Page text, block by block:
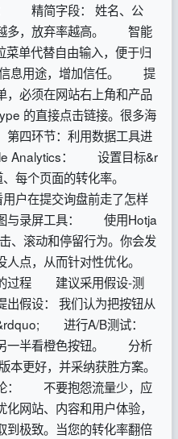
精简字段： 姓名、公
越多，放弃率越高。 智能
单代替自由输入，便于归
息用途，增加信任。 提
必须在网站右上角和产品
的直接点击链接。很多海
四环节：利用数据工具进
Analytics： 设置目标&r
、每个页面的转化率。
户在提交询盘前走了怎样
与录屏工具： 使用Hotja
、滚动和停留行为。你会发
人点，从而针对性优化。
过程 建议采用假设-测
假设： 我们认为把按钮从
进行A/B测试：
另一半看橙色按钮。 分析
本更好，并采纳获胜方案。
不要抱怨流量少，应
网站、内容和用户体验，
到极致。当您的转化率翻倍